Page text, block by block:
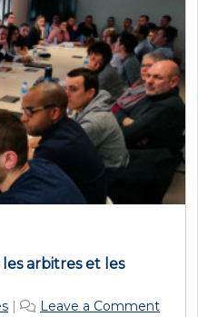
arbitres et les
| Leave a Comment